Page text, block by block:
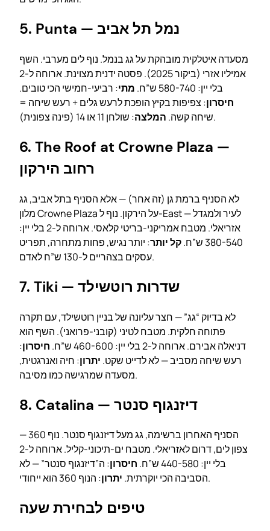
5. Punta — נמל תל אביב
מסעדה איטלקית מובהקת על גג בנמל. נוף לים מערבי. השף
אמיליו אזרי (ביקור 2025). פסטה ידנית מצוינת. ארוחה ל-2
בלי יין: 580-740 ש”ח.
מתי: רביעי-חמישי הכי טובים.
חיסרון: צפיפות בקיץ הופכת לרעש גלים + רעש שיחה =
שיחה קשה. המלצה : שולחן 11 או 14 (פינה צפונית).
6. The Roof at Crowne Plaza —
רחוב הירקון
לא הסניף ברמת גן (זה אחר) — אלא הסניף בתל אביב, גג
מלון Crowne Plaza על הירקון. נוף ל-East — לעיר ולמגדל
אזריאלי. מטבח אמריקני-בריטי קלאסי. ארוחה ל-2 בלי יין:
380-540 ש”ח.
קל יותר: יותר נגיש, פחות מתחרה, תפריט
עסקים בצהריים ל-130 ש”ח לאדם.
7. Tiki — שדרות רוטשילד
לא בדיוק “גג” — חצר עליונה של בניין רוטשילד, עם תקרה
פתוחה חלקית. מטבח לטיני (קובני-פרואני). השף הוא
דניאלה אבירם. ארוחה ל-2 בלי יין: 460-600 ש”ח.
חיסרון:
רעש שיחה מסביב — לא לדייט שקט. יתרון: חיה ואנרגטית,
מסעדה שמרגישה כמו מסיבה.
8. Catalina — דיזנגוף סנטר
הסניף האחרון ברשימה, גג מעל דיזנגוף סנטר. נוף 360 —
צפון לים, דרום לאזריאלי. מטבח ים-תיכוני-קליל. ארוחה ל-2
בלי יין: 440-580 ש”ח.
חיסרון: ה”דיזנגוף סנטר” — לא
הסביבה הכי יוקרתית. יתרון : הנוף 360 הוא ייחודי.
טיפים לבחירת שעה